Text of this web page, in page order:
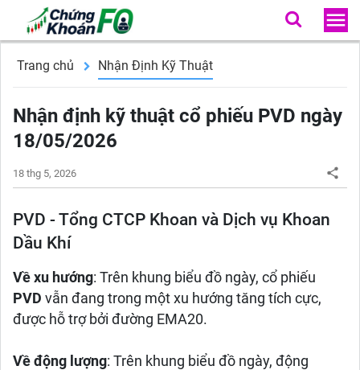
Trang chủ Nhận Định Kỹ Thuật
Nhận định kỹ thuật cổ phiếu PVD ngày
18/05/2026
18 thg 5, 2026
PVD - Tổng CTCP Khoan và Dịch vụ Khoan
Dầu Khí
Về xu hướng: Trên khung biểu đồ ngày, cổ phiếu
PVD vẫn đang trong một xu hướng tăng tích cực,
được hỗ trợ bởi đường EMA20.
Về động lượng: Trên khung biểu đồ ngày, động